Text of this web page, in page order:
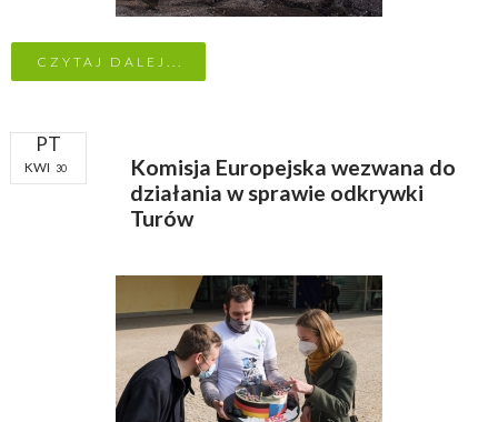
CZYTAJ DALEJ...
PT
KWI 30
Komisja Europejska wezwana do
działania w sprawie odkrywki
Turów